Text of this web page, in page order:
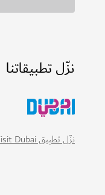
نزّل تطبيقاتنا
نزّل تطبيق Visit Dubai